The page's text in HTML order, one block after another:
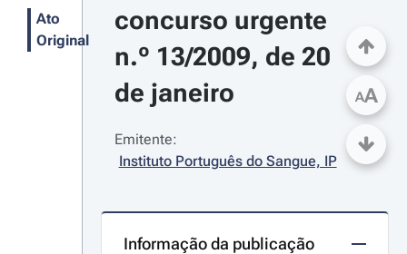
Ato
Original
concurso urgente
n.º 13/2009, de 20
de janeiro
Emitente:
Instituto Português do Sangue, IP
Informação da publicação
AA